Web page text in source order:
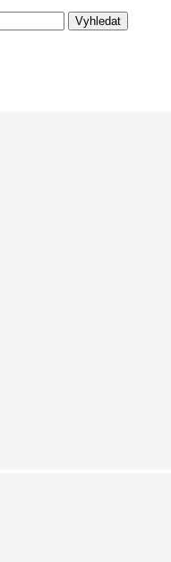
Vyhledat